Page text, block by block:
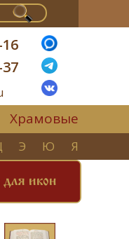
Храмовые
Э Ю Я
икон